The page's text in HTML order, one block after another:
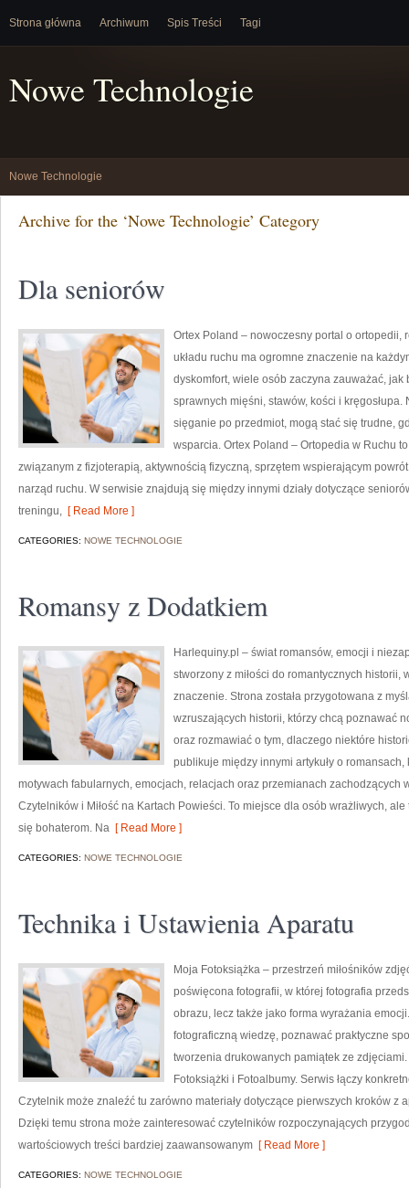
Strona główna Archiwum Spis Treści Tagi
Nowe Technologie
Nowe Technologie
Archive for the ‘Nowe Technologie’ Category
Dla seniorów
Ortex Poland – nowoczesny portal o
układu ruchu ma ogromne znaczenie na
dyskomfort, wiele osób zaczyna zauważać,
sprawnych mięśni, stawów, kości i
sięganie po przedmiot, mogą stać się trudne,
wsparcia. Ortex Poland – Ortopedia w Ruchu
związanym z fizjoterapią, aktywnością fizyczną, sprzętem wspierającym
narząd ruchu. W serwisie znajdują się między innymi działy dotyczące
treningu, [ Read More ]
CATEGORIES: NOWE TECHNOLOGIE
Romansy z Dodatkiem
Harlequiny.pl – świat romansów, emocji i
stworzony z miłości do romantycznych historii,
znaczenie. Strona została przygotowana z
wzruszających historii, którzy chcą poznawać
oraz rozmawiać o tym, dlaczego niektóre
publikuje między innymi artykuły o
motywach fabularnych, emocjach, relacjach oraz przemianach zachodzących
Czytelników i Miłość na Kartach Powieści. To miejsce dla osób wrażliwych,
się bohaterom. Na [ Read More ]
CATEGORIES: NOWE TECHNOLOGIE
Technika i Ustawienia Aparatu
Moja Fotoksiążka – przestrzeń miłośników
poświęcona fotografii, w której fotografia
obrazu, lecz także jako forma wyrażania
fotograficzną wiedzę, poznawać praktyczne
tworzenia drukowanych pamiątek ze
Fotoksiążki i Fotoalbumy. Serwis łączy
Czytelnik może znaleźć tu zarówno materiały dotyczące pierwszych kroków z
Dzięki temu strona może zainteresować czytelników rozpoczynających
wartościowych treści bardziej zaawansowanym [ Read More ]
CATEGORIES: NOWE TECHNOLOGIE